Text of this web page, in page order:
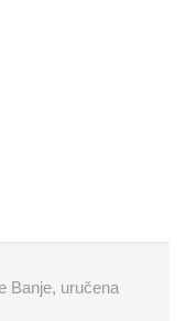
Banje, uručena